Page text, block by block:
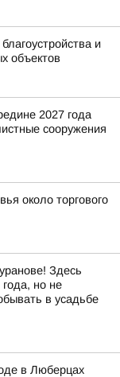
и
объектов
2027 года
сооружения
около торгового
Здесь
но не
в усадьбе
в Люберцах